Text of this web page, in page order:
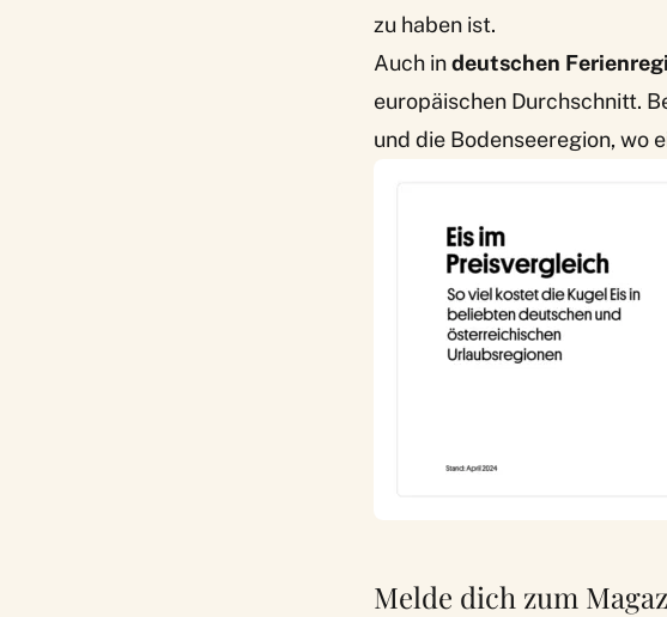
zu haben ist.
Auch indeutschen
europäischen Durchschnitt.
und die Bodenseeregion, wo
Melde dich zum